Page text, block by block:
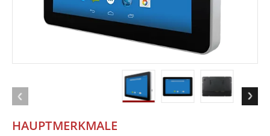
HAUPTMERKMALE